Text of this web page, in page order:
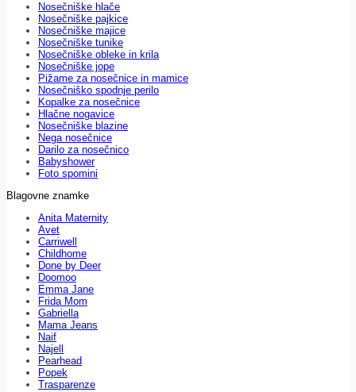
Nosečniške hlače
Nosečniške pajkice
Nosečniške majice
Nosečniške tunike
Nosečniške obleke in krila
Nosečniške jope
Pižame za nosečnice in mamice
Nosečniško spodnje perilo
Kopalke za nosečnice
Hlačne nogavice
Nosečniške blazine
Nega nosečnice
Darilo za nosečnico
Babyshower
Foto spomini
Blagovne znamke
Anita Maternity
Avet
Carriwell
Childhome
Done by Deer
Doomoo
Emma Jane
Frida Mom
Gabriella
Mama Jeans
Naif
Najell
Pearhead
Popek
Trasparenze